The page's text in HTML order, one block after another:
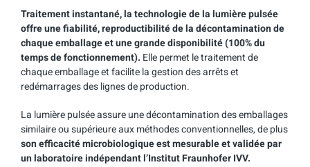
Traitement instantané, la technologie de la lumière pulsée
offre une fiabilité, reproductibilité de la décontamination de
chaque emballage et une grande disponibilité (100% du
temps de fonctionnement). Elle permet le traitement de
chaque emballage et facilite la gestion des arrêts et
redémarrages des lignes de production.
La lumière pulsée assure une décontamination des emballages
similaire ou supérieure aux méthodes conventionnelles, de plus
son efficacité microbiologique est mesurable et validée par
un laboratoire indépendant l’Institut Fraunhofer IVV.